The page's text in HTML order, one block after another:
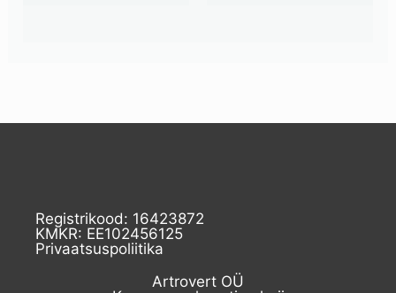
Registrikood: 16423872
KMKR: EE102456125
Privaatsuspoliitika
Artrovert OÜ